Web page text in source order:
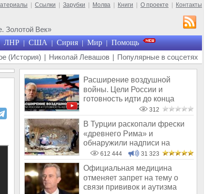
Ссылки Зарубки Молва Книги О проекте Контакты
Золотой Век»
ЛНР | США | Сирия | Мир | Помощь
(История) | Николай Левашов | Популярные в соцсетях
Расширение воздушной
войны. Цели России и
готовность идти до конца
312
В Турции раскопали фрески
«древнего Рима» и
обнаружили надписи на
Русском!
612 444 31 323
Официальная медицина
отменяет запрет на тему о
связи прививок и аутизма